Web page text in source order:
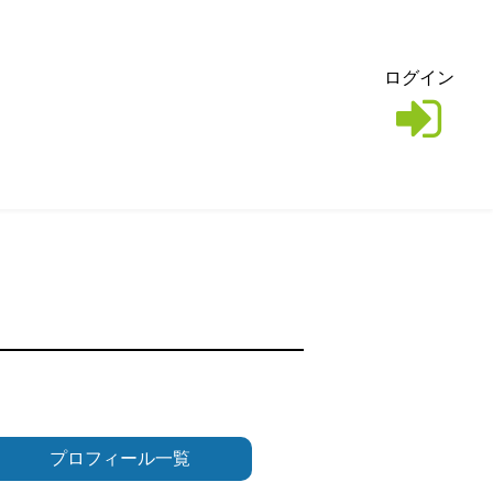
ログイン
プロフィール一覧